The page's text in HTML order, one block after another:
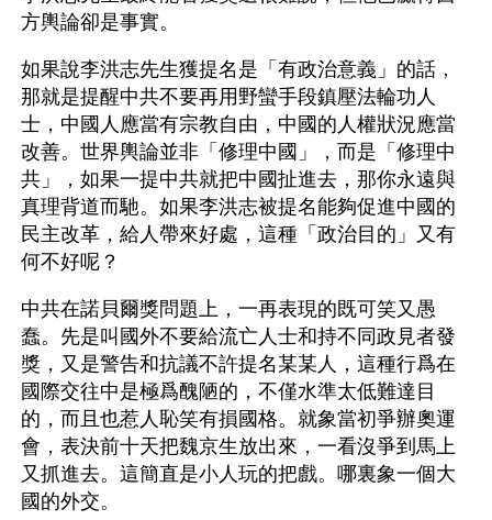
方輿論卻是事實。
如果說李洪志先生獲提名是「有政治意義」的話，
那就是提醒中共不要再用野蠻手段鎮壓法輪功人
士，中國人應當有宗教自由，中國的人權狀況應當
改善。世界輿論並非「修理中國」，而是「修理中
共」，如果一提中共就把中國扯進去，那你永遠與
真理背道而馳。如果李洪志被提名能夠促進中國的
民主改革，給人帶來好處，這種「政治目的」又有
何不好呢？
中共在諾貝爾獎問題上，一再表現的既可笑又愚
蠢。先是叫國外不要給流亡人士和持不同政見者發
獎，又是警告和抗議不許提名某某人，這種行爲在
國際交往中是極爲醜陋的，不僅水準太低難達目
的，而且也惹人恥笑有損國格。就象當初爭辦奧運
會，表決前十天把魏京生放出來，一看沒爭到馬上
又抓進去。這簡直是小人玩的把戲。哪裏象一個大
國的外交。